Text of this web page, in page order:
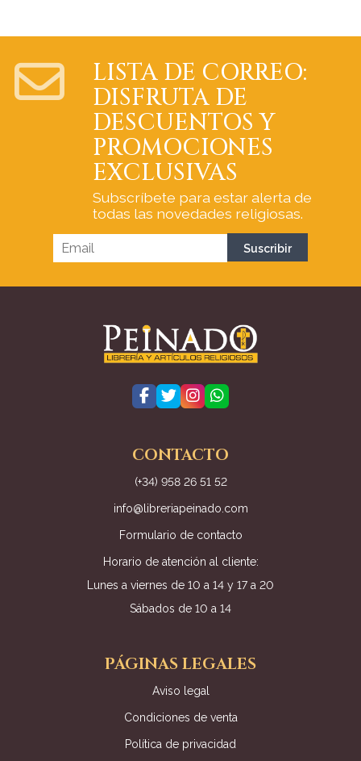
LISTA DE CORREO:
DISFRUTA DE
DESCUENTOS Y
PROMOCIONES
EXCLUSIVAS
Subscríbete para estar alerta de
todas las novedades religiosas.
CONTACTO
(+34) 958 26 51 52
info@libreriapeinado.com
Formulario de contacto
Horario de atención al cliente:
Lunes a viernes de 10 a 14 y 17 a 20
Sábados de 10 a 14
PÁGINAS LEGALES
Aviso legal
Condiciones de venta
Política de privacidad